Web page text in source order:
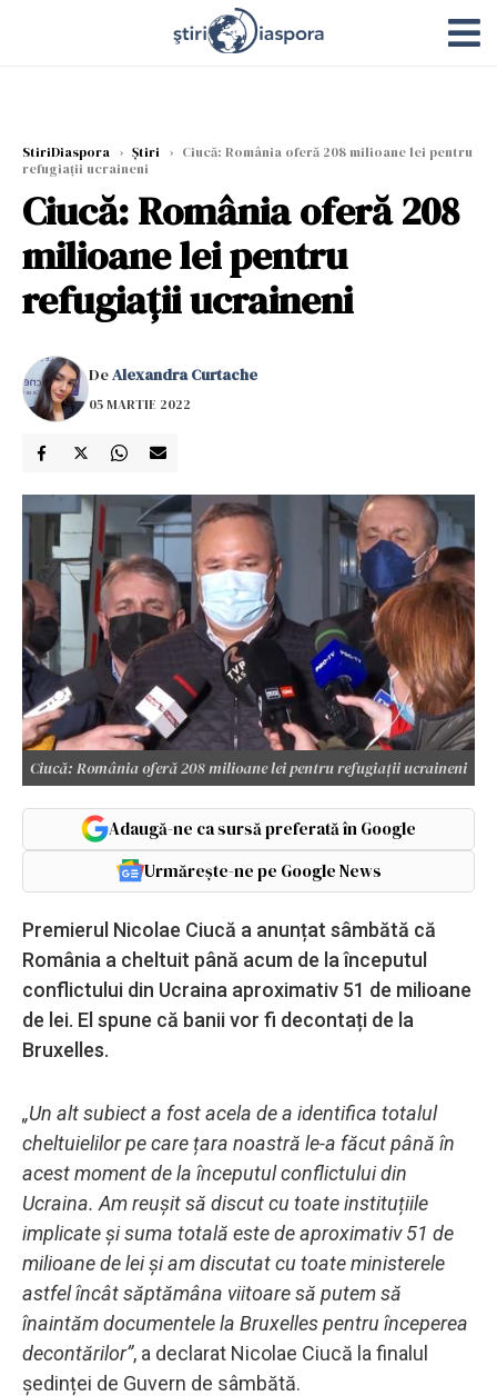
StiriDiaspora › Știri › Ciucă: România oferă 208 milioane lei pentru
refugiații ucraineni
Ciucă: România oferă 208
milioane lei pentru
refugiații ucraineni
DeAlexandra Curtache
05 MARTIE 2022
Ciucă: România oferă 208 milioane lei pentru refugiații ucraineni
Adaugă-ne ca sursă preferată în Google
Urmărește-ne pe Google News
Premierul Nicolae Ciucă a anunțat sâmbătă că
România a cheltuit până acum de la începutul
conflictului din Ucraina aproximativ 51 de milioane
de lei. El spune că banii vor fi decontați de la
Bruxelles.
„Un alt subiect a fost acela de a identifica totalul
cheltuielilor pe care țara noastră le-a făcut până în
acest moment de la începutul conflictului din
Ucraina. Am reușit să discut cu toate instituțiile
implicate și suma totală este de aproximativ 51 de
milioane de lei și am discutat cu toate ministerele
astfel încât săptămâna viitoare să putem să
înaintăm documentele la Bruxelles pentru începerea
decontărilor”, a declarat Nicolae Ciucă la finalul
ședinței de Guvern de sâmbătă.